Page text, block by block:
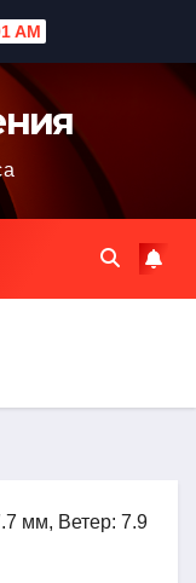
AM
мм, Ветер: 7.9